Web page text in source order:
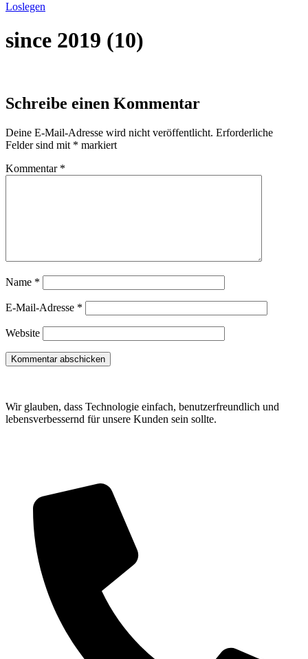
Loslegen
since 2019 (10)
Schreibe einen Kommentar
Deine E-Mail-Adresse wird nicht veröffentlicht. Erforderliche
Felder sind mit * markiert
Kommentar *
Name *
E-Mail-Adresse *
Website
Wir glauben, dass Technologie einfach, benutzerfreundlich und
lebensverbessernd für unsere Kunden sein sollte.